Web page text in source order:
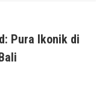
Pura Ikonik di